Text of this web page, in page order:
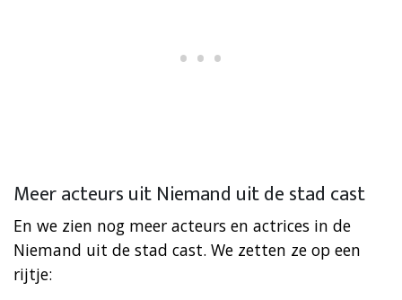
Meer acteurs uit Niemand uit de stad cast
En we zien nog meer acteurs en actrices in de
Niemand uit de stad cast. We zetten ze op een
rijtje: